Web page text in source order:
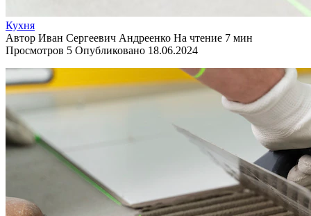
Кухня
Автор Иван Сергеевич Андреенко На чтение 7 мин
Просмотров 5 Опубликовано 18.06.2024